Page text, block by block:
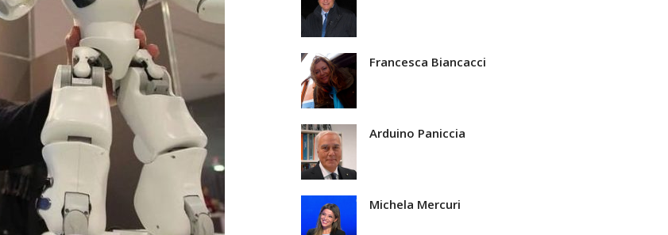
Francesca Biancacci
Arduino Paniccia
Michela Mercuri